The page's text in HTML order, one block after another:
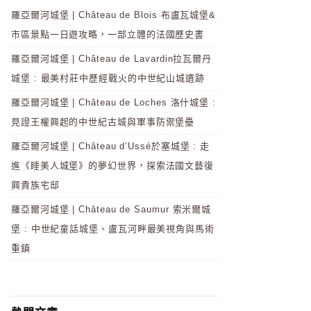
羅亞爾河城堡 | Château de Blois 布盧瓦城堡&
市區景點一日遊攻略，一部立體的法國歷史書
羅亞爾河城堡 | Château de Lavardin拉瓦爾丹
城堡 : 最美村莊中歷經戰火的中世紀山城遺跡
羅亞爾河城堡 | Château de Loches 洛什城堡 :
見證王權興起的中世紀古城與軍事防禦堡壘
羅亞爾河城堡 | Château d’Ussé於塞城堡 : 走
進《睡美人城堡》的夢幻世界，探索法國文藝復
興貴族宅邸
羅亞爾河城堡 | Château de Saumur 索米爾城
堡 : 中世紀童話城堡、盧瓦河畔最美視角與馬術
重鎮